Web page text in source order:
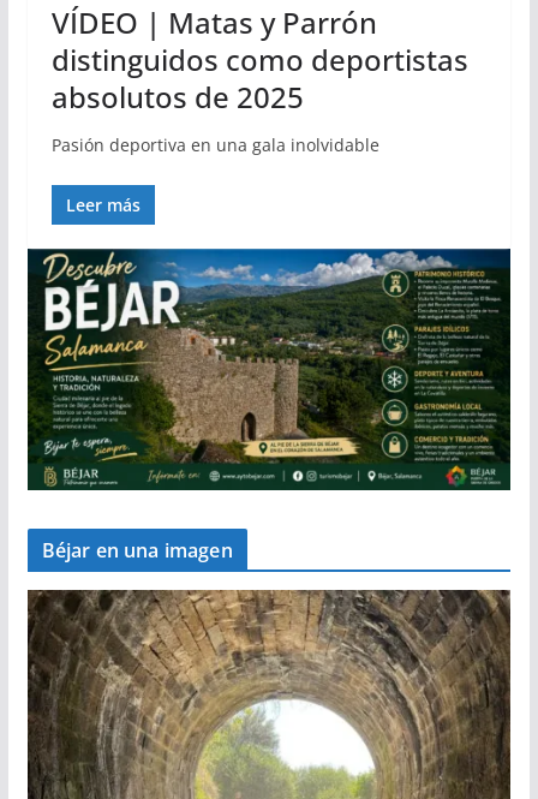
VÍDEO | Matas y Parrón
distinguidos como deportistas
absolutos de 2025
Pasión deportiva en una gala inolvidable
Leer más
Béjar en una imagen